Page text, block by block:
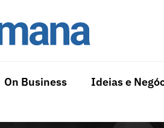
On Business Ideias e